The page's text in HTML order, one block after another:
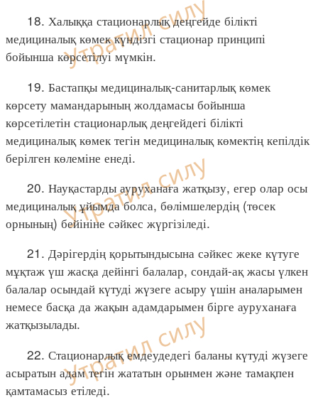
18. Халыққа стационарлық деңгейде білікті
медициналық көмек күндізгі стационар принципі
бойынша көрсетілуі мүмкін.
19. Бастапқы медициналық-санитарлық көмек
көрсету мамандарының жолдамасы бойынша
көрсетілетін стационарлық деңгейдегі білікті
медициналық көмек тегін медициналық көмектің кепілдік
берілген көлеміне енеді.
20. Науқастарды ауруханаға жатқызу, егер олар осы
медициналық ұйымда болса, бөлімшелердің (төсек
орнының) бейініне сәйкес жүргізіледі.
21. Дәрігердің қорытындысына сәйкес жеке күтуге
мұқтаж үш жасқа дейінгі балалар, сондай-ақ жасы үлкен
балалар осындай күтуді жүзеге асыру үшін аналарымен
немесе басқа да жақын адамдарымен бірге ауруханаға
жатқызылады.
22. Стационарлық емдеудедегі баланы күтуді жүзеге
асыратын адам тегін жататын орынмен және тамақпен
қамтамасыз етіледі.